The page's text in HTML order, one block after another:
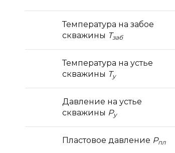
Температура на забое
скважины Тзаб
Температура на устье
скважины Ту
Давление на устье
скважины Ру
Пластовое давление Рпл